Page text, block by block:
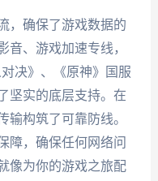
，确保了游戏数据的
音、游戏加速专线，
决》、《原神》国服
坚实的底层支持。在
输构筑了可靠防线。
障，确保任何网络问
像为你的游戏之旅配